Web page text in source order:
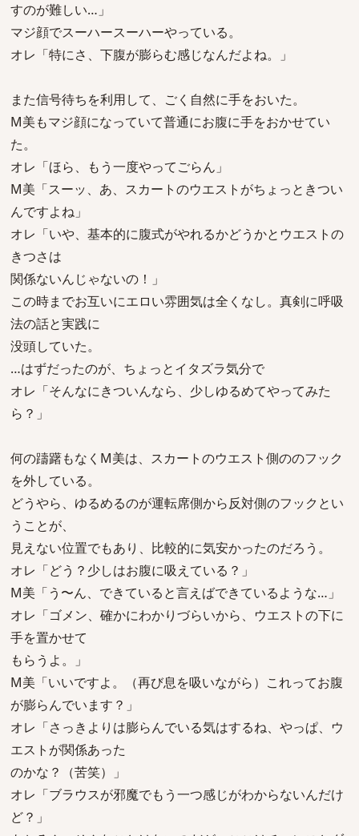
すのが難しい…」
マジ顔でスーハースーハーやっている。
オレ「特にさ、下腹が膨らむ感じなんだよね。」
また信号待ちを利用して、ごく自然に手をおいた。
M美もマジ顔になっていて普通にお腹に手をおかせてい
た。
オレ「ほら、もう一度やってごらん」
M美「スーッ、あ、スカートのウエストがちょっときつい
んですよね」
オレ「いや、基本的に腹式がやれるかどうかとウエストの
きつさは
関係ないんじゃないの！」
この時までお互いにエロい雰囲気は全くなし。真剣に呼吸
法の話と実践に
没頭していた。
…はずだったのが、ちょっとイタズラ気分で
オレ「そんなにきついんなら、少しゆるめてやってみた
ら？」
何の躊躇もなくM美は、スカートのウエスト側ののフック
を外している。
どうやら、ゆるめるのが運転席側から反対側のフックとい
うことが、
見えない位置でもあり、比較的に気安かったのだろう。
オレ「どう？少しはお腹に吸えている？」
M美「う〜ん、できていると言えばできているような…」
オレ「ゴメン、確かにわかりづらいから、ウエストの下に
手を置かせて
もらうよ。」
M美「いいですよ。（再び息を吸いながら）これってお腹
が膨らんでいます？」
オレ「さっきよりは膨らんでいる気はするね、やっぱ、ウ
エストが関係あった
のかな？（苦笑）」
オレ「ブラウスが邪魔でもう一つ感じがわからないんだけ
ど？」